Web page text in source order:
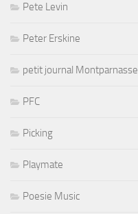
Pete Levin
Peter Erskine
petit journal Montparnasse
PFC
Picking
Playmate
Poesie Music